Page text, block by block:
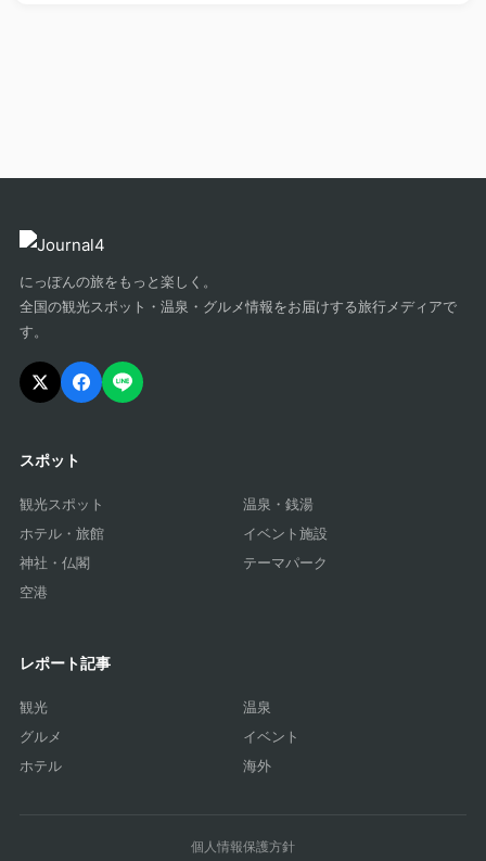
にっぽんの旅をもっと楽しく。
全国の観光スポット・温泉・グルメ情報をお届けする旅行メディアで
す。
スポット
観光スポット
温泉・銭湯
ホテル・旅館
イベント施設
神社・仏閣
テーマパーク
空港
レポート記事
観光
温泉
グルメ
イベント
ホテル
海外
個人情報保護方針